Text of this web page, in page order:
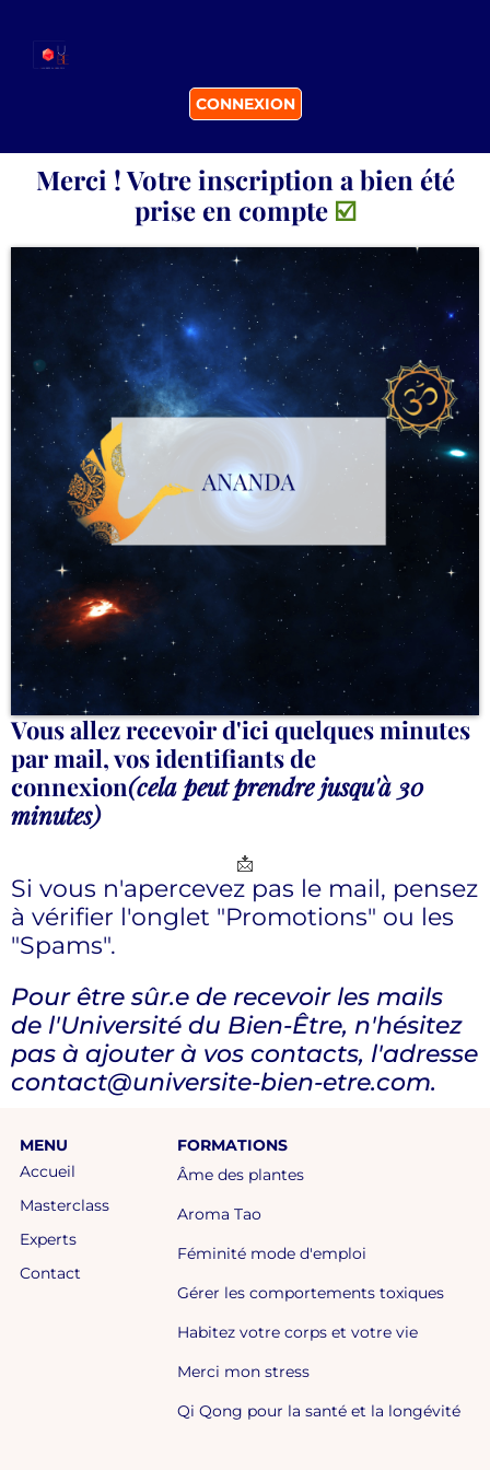
CONNEXION
Merci ! Votre inscription a bien été
prise en compte☑️
Vous allez recevoir d'ici quelques minutes
par mail, vos identifiants de
connexion(cela peut prendre jusqu'à 30
minutes)
📩
Si vous n'apercevez pas le mail, pensez
à vérifier l'onglet "Promotions" ou les
"Spams".
Pour être sûr.e de recevoir les mails
de l'Université du Bien-Être, n'hésitez
pas à ajouter à vos contacts, l'adresse
contact@universite-bien-etre.com.
MENU
Accueil
Masterclass
Experts
Contact
FORMATIONS
Âme des plantes
Aroma Tao
Féminité mode d'emploi
Gérer les comportements toxiques
Habitez votre corps et votre vie
Merci mon stress
Qi Qong pour la santé et la longévité